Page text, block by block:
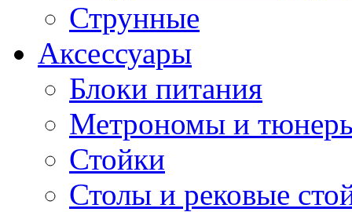
Струнные
Аксессуары
Блоки питания
Метрономы и
Стойки
Столы и рековые